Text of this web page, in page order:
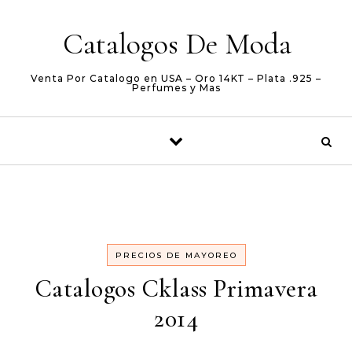
Catalogos De Moda
Venta Por Catalogo en USA – Oro 14KT – Plata .925 –
Perfumes y Mas
PRECIOS DE MAYOREO
Catalogos Cklass Primavera
2014